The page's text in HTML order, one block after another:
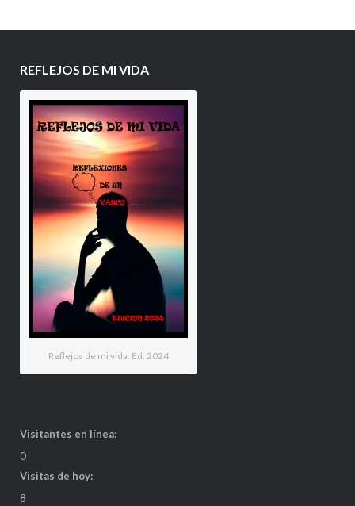
REFLEJOS DE MI VIDA
Reflejos de mi vida. Ed. 2024
Visitantes en línea:
0
Visitas de hoy:
8